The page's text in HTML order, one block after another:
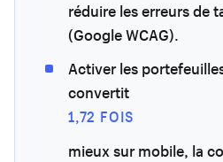
réduire les erreurs de
(Google WCAG).
Activer les
convertit
1,72 FOIS
mieux sur mobile, la